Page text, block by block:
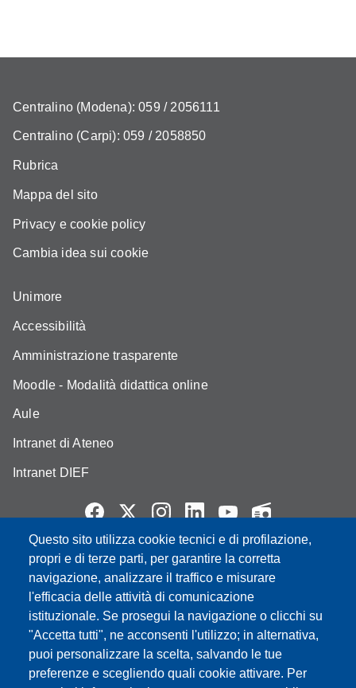
Questo sito utilizza cookie tecnici e di profilazione,
propri e di terze parti, per garantire la corretta
navigazione, analizzare il traffico e misurare
l'efficacia delle attività di comunicazione
istituzionale. Se prosegui la navigazione o clicchi su
"Accetta tutti", ne acconsenti l'utilizzo; in alternativa,
puoi personalizzare la scelta, salvando le tue
preferenze e scegliendo quali cookie attivare. Per
Centralino (Modena): 059 / 2056111
Centralino (Carpi): 059 / 2058850
Rubrica
Mappa del sito
Privacy e cookie policy
Cambia idea sui cookie
Unimore
Accessibilità
Amministrazione trasparente
Moodle - Modalità didattica online
Aule
Intranet di Ateneo
Intranet DIEF
Partita IVA: 00427620364
e-mail: urp@unimore.it
PEC: primo contatto: urp@pec.unimore.it
Indirizzo ReGIndE per notifica Atti Processuali:
direzionelegale@pec.unimore.it
Sede di Modena: Via Università 4, 41121 Modena, Tel. 059
2056511 - Fax 059 245156